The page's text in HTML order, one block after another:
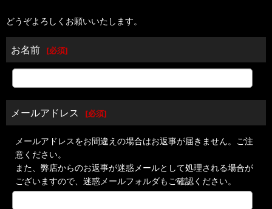
どうぞよろしくお願いいたします。
お名前 [必須]
メールアドレス [必須]
メールアドレスをお間違えの場合はお返事が届きません。ご注
意ください。
また、弊店からのお返事が迷惑メールとして処理される場合が
ございますので、迷惑メールフォルダもご確認ください。